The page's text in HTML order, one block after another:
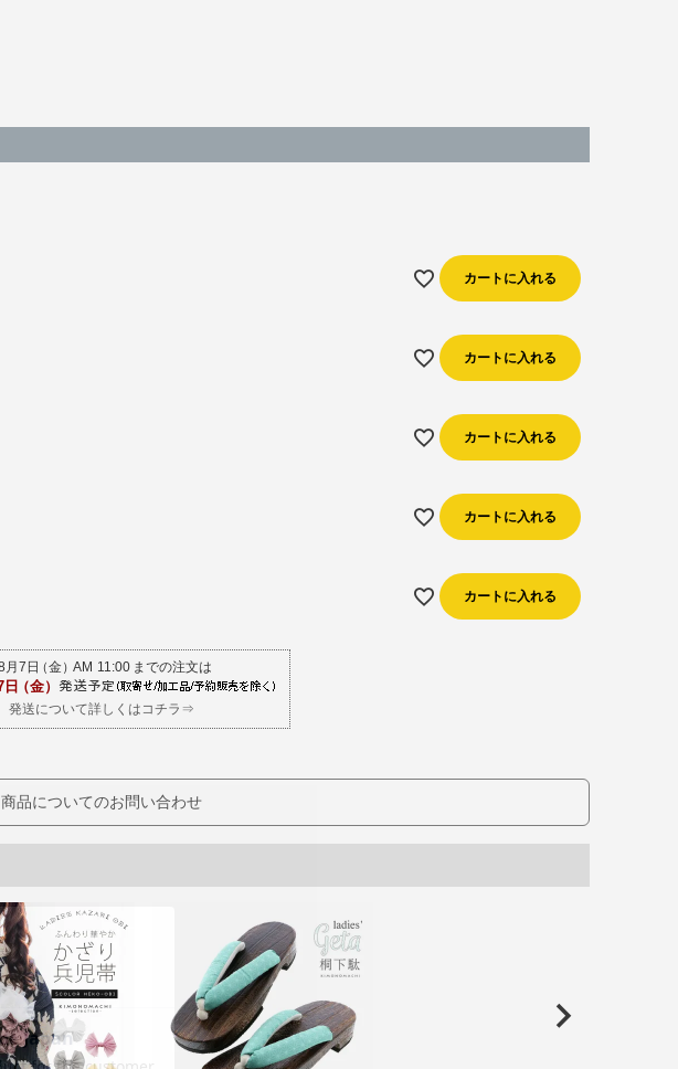
カートに入れる
カートに入れる
カートに入れる
カートに入れる
カートに入れる
発送について詳しくはコチラ⇒
商品についてのお問い合わせ